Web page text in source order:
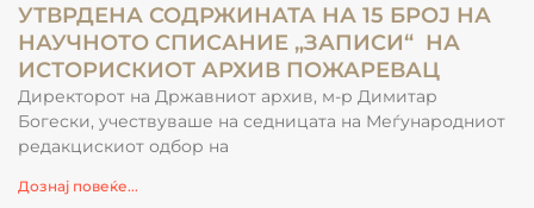
УТВРДЕНА СОДРЖИНАТА НА 15 БРОЈ НА
НАУЧНОТО СПИСАНИЕ „ЗАПИСИ“ НА
ИСТОРИСКИОТ АРХИВ ПОЖАРЕВАЦ
Директорот на Државниот архив, м-р Димитар
Богески, учествуваше на седницата на Меѓународниот
редакцискиот одбор на
Дознај повеќе...